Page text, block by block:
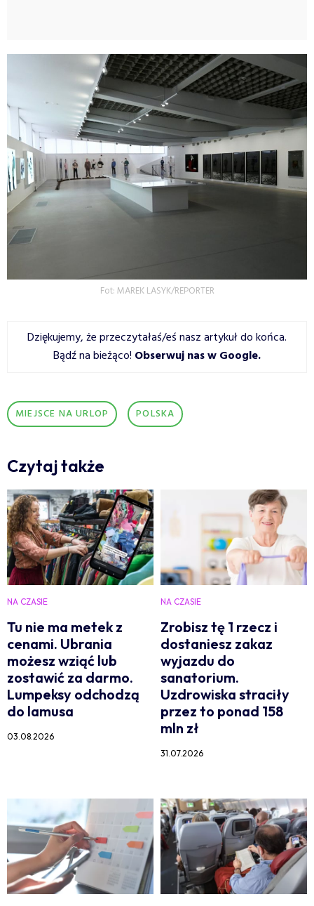
Fot: MAREK LASYK/REPORTER
Dziękujemy, że przeczytałaś/eś nasz artykuł do końca.
Bądź na bieżąco! Obserwuj nas w Google.
MIEJSCE NA URLOP POLSKA
Czytaj także
NA CZASIE
Tu nie ma metek z
cenami. Ubrania
możesz wziąć lub
zostawić za darmo.
Lumpeksy odchodzą
do lamusa
03.08.2026
NA CZASIE
Zrobisz tę 1 rzecz i
dostaniesz zakaz
wyjazdu do
sanatorium.
Uzdrowiska straciły
przez to ponad 158
mln zł
31.07.2026